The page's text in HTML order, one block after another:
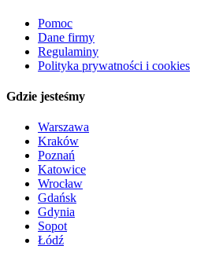
Pomoc
Dane firmy
Regulaminy
Polityka prywatności i cookies
Gdzie jesteśmy
Warszawa
Kraków
Poznań
Katowice
Wrocław
Gdańsk
Gdynia
Sopot
Łódź